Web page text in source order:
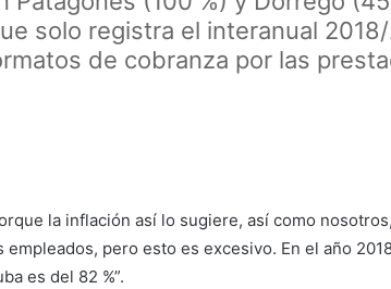
solo registra el interanual
de cobranza por las
la inflación así lo sugiere, así como
pero esto es excesivo. En el año
es del 82 %”.